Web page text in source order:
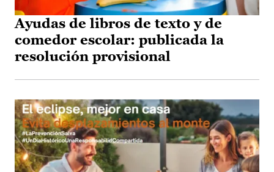
Ayudas de libros de texto y de
comedor escolar: publicada la
resolución provisional